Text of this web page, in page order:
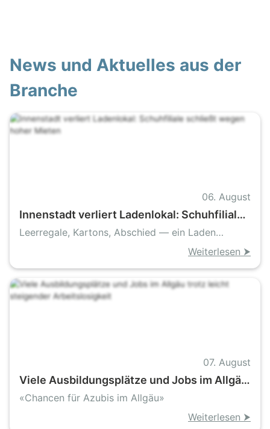
News und Aktuelles aus der
Branche
06. August
Innenstadt verliert Ladenlokal: Schuhfiliale
schließt wegen hoher Mieten
Leerregale, Kartons, Abschied — ein Laden
Weiterlesen ⮞
07. August
Viele Ausbildungsplätze und Jobs im Allgäu
trotz leicht steigender Arbeitslosigkeit
«Chancen für Azubis im Allgäu»
Weiterlesen ⮞